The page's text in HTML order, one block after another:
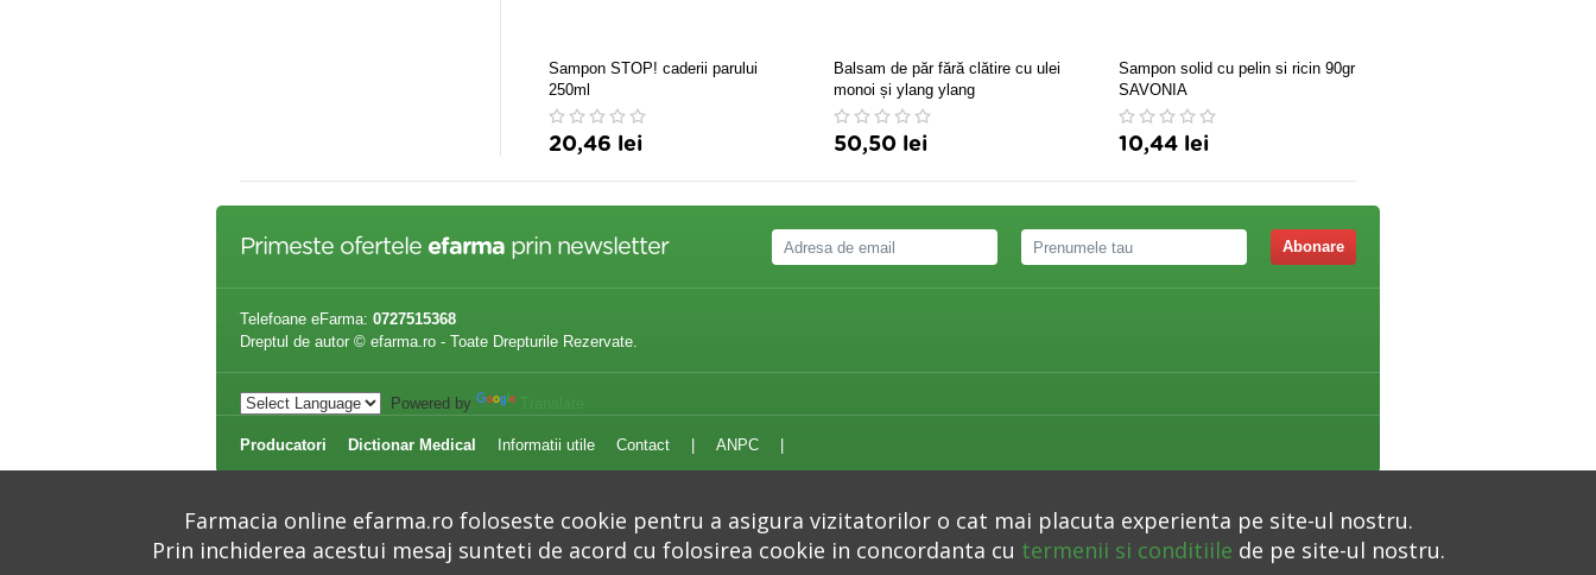
Sampon STOP! caderii parului
250ml
20,46 lei
Balsam de păr fără clătire cu ulei
monoi și ylang ylang
50,50 lei
Sampon solid cu pelin si ricin 90gr
SAVONIA
10,44 lei
Primeste ofertele efarma prin newsletter Abonare
Telefoane eFarma: 0727515368
Dreptul de autor © efarma.ro - Toate Drepturile Rezervate.
Powered by
Producatori Dictionar Medical Informatii utile Contact ANPC
Farmacia online efarma.ro foloseste cookie pentru a asigura vizitatorilor o cat mai placuta experienta pe site-ul nostru.
Prin inchiderea acestui mesaj sunteti de acord cu folosirea cookie in concordanta cu termenii si conditiile de pe site-ul nostru.